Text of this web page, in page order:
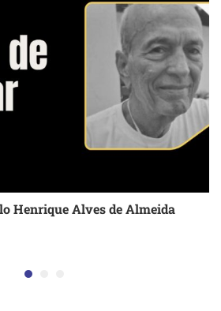
Henrique Alves de Almeida